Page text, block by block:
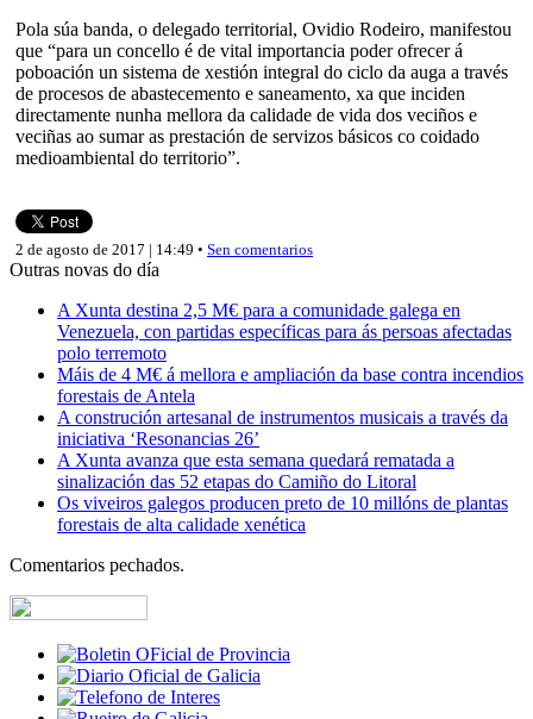
Pola súa banda, o delegado territorial, Ovidio Rodeiro, manifestou
que “para un concello é de vital importancia poder ofrecer á
poboación un sistema de xestión integral do ciclo da auga a través
de procesos de abastecemento e saneamento, xa que inciden
directamente nunha mellora da calidade de vida dos veciños e
veciñas ao sumar as prestación de servizos básicos co coidado
medioambiental do territorio”.
2 de agosto de 2017 | 14:49 • Sen comentarios
Outras novas do día
A Xunta destina 2,5 M€ para a comunidade galega en
Venezuela, con partidas específicas para ás persoas afectadas
polo terremoto
Máis de 4 M€ á mellora e ampliación da base contra incendios
forestais de Antela
A construción artesanal de instrumentos musicais a través da
iniciativa ‘Resonancias 26’
A Xunta avanza que esta semana quedará rematada a
sinalización das 52 etapas do Camiño do Litoral
Os viveiros galegos producen preto de 10 millóns de plantas
forestais de alta calidade xenética
Comentarios pechados.